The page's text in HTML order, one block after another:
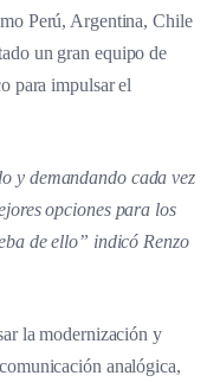
Perú, Argentina, Chile
un gran equipo de
para impulsar el
y demandando cada vez
opciones para los
de ello” indicó Renzo
la modernización y
analógica,